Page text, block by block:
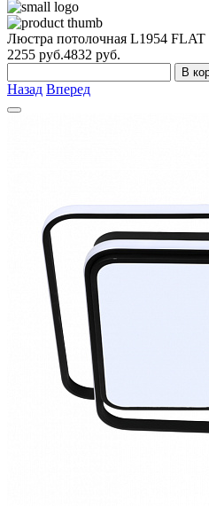
Люстра потолочная L1954
2255 руб.4832 руб.
В
Назад Вперед